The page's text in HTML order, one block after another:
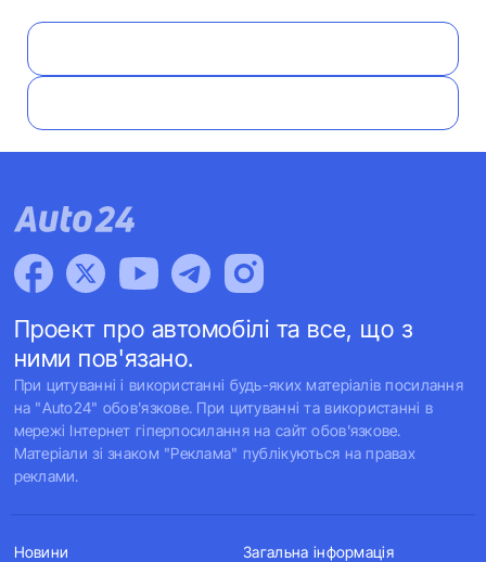
Проект про автомобілі та все, що з
ними пов'язано.
При цитуванні і використанні будь-яких матеріалів посилання
на "Auto24" обов'язкове. При цитуванні та використанні в
мережі Інтернет гіперпосилання на сайт обов'язкове.
Матеріали зі знаком "Реклама" публікуються на правах
реклами.
Новини Загальна інформація